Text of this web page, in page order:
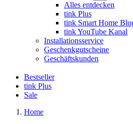
Alles entdecken
tink Plus
tink Smart Home
tink YouTube Kanal
Installationsservice
Geschenkgutscheine
Geschäftskunden
Bestseller
tink Plus
Sale
Home